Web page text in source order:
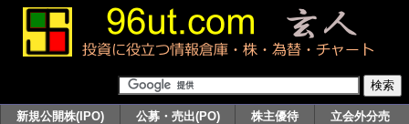
新規公開株(IPO) 公募・売出(PO) 株主優待
立会外分売